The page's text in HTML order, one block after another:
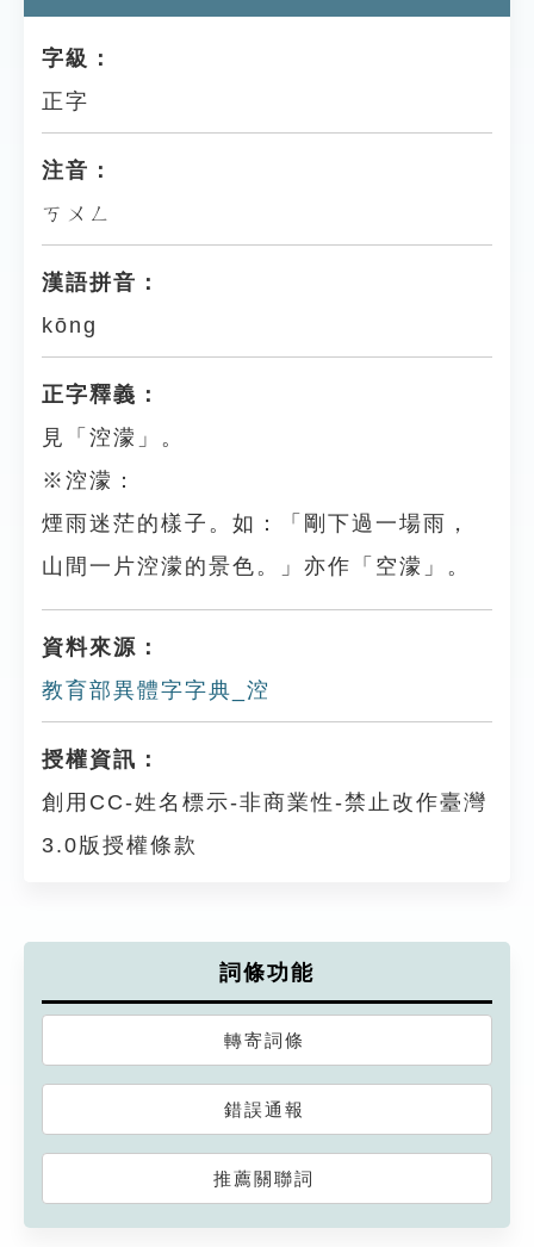
字級：
正字
注音：
ㄎㄨㄥ
漢語拼音：
kōng
正字釋義：
見「涳濛」。
※涳濛：
煙雨迷茫的樣子。如：「剛下過一場雨，
山間一片涳濛的景色。」亦作「空濛」。
資料來源：
教育部異體字字典_涳
授權資訊：
創用CC-姓名標示-非商業性-禁止改作臺灣
3.0版授權條款
詞條功能
轉寄詞條
錯誤通報
推薦關聯詞